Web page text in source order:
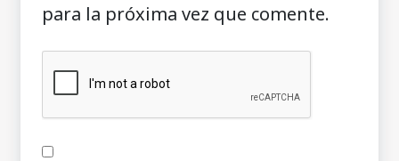
para la próxima vez que comente.